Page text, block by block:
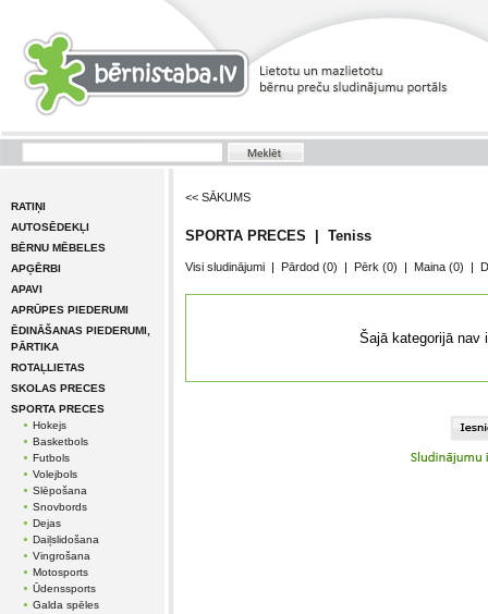
RATIŅI
AUTOSĒDEKĻI
BĒRNU MĒBELES
APĢĒRBI
APAVI
APRŪPES PIEDERUMI
ĒDINĀŠANAS PIEDERUMI,
PĀRTIKA
ROTAĻLIETAS
SKOLAS PRECES
SPORTA PRECES
Hokejs
Basketbols
Futbols
Volejbols
Slēpošana
Snovbords
Dejas
Daiļslidošana
Vingrošana
Motosports
Ūdenssports
Galda spēles
<< SĀKUMS
SPORTA PRECES | Teniss
Visi sludinājumi | Pārdod (0) | Pērk (0) | Maina (0) |
Šajā kategorijā nav